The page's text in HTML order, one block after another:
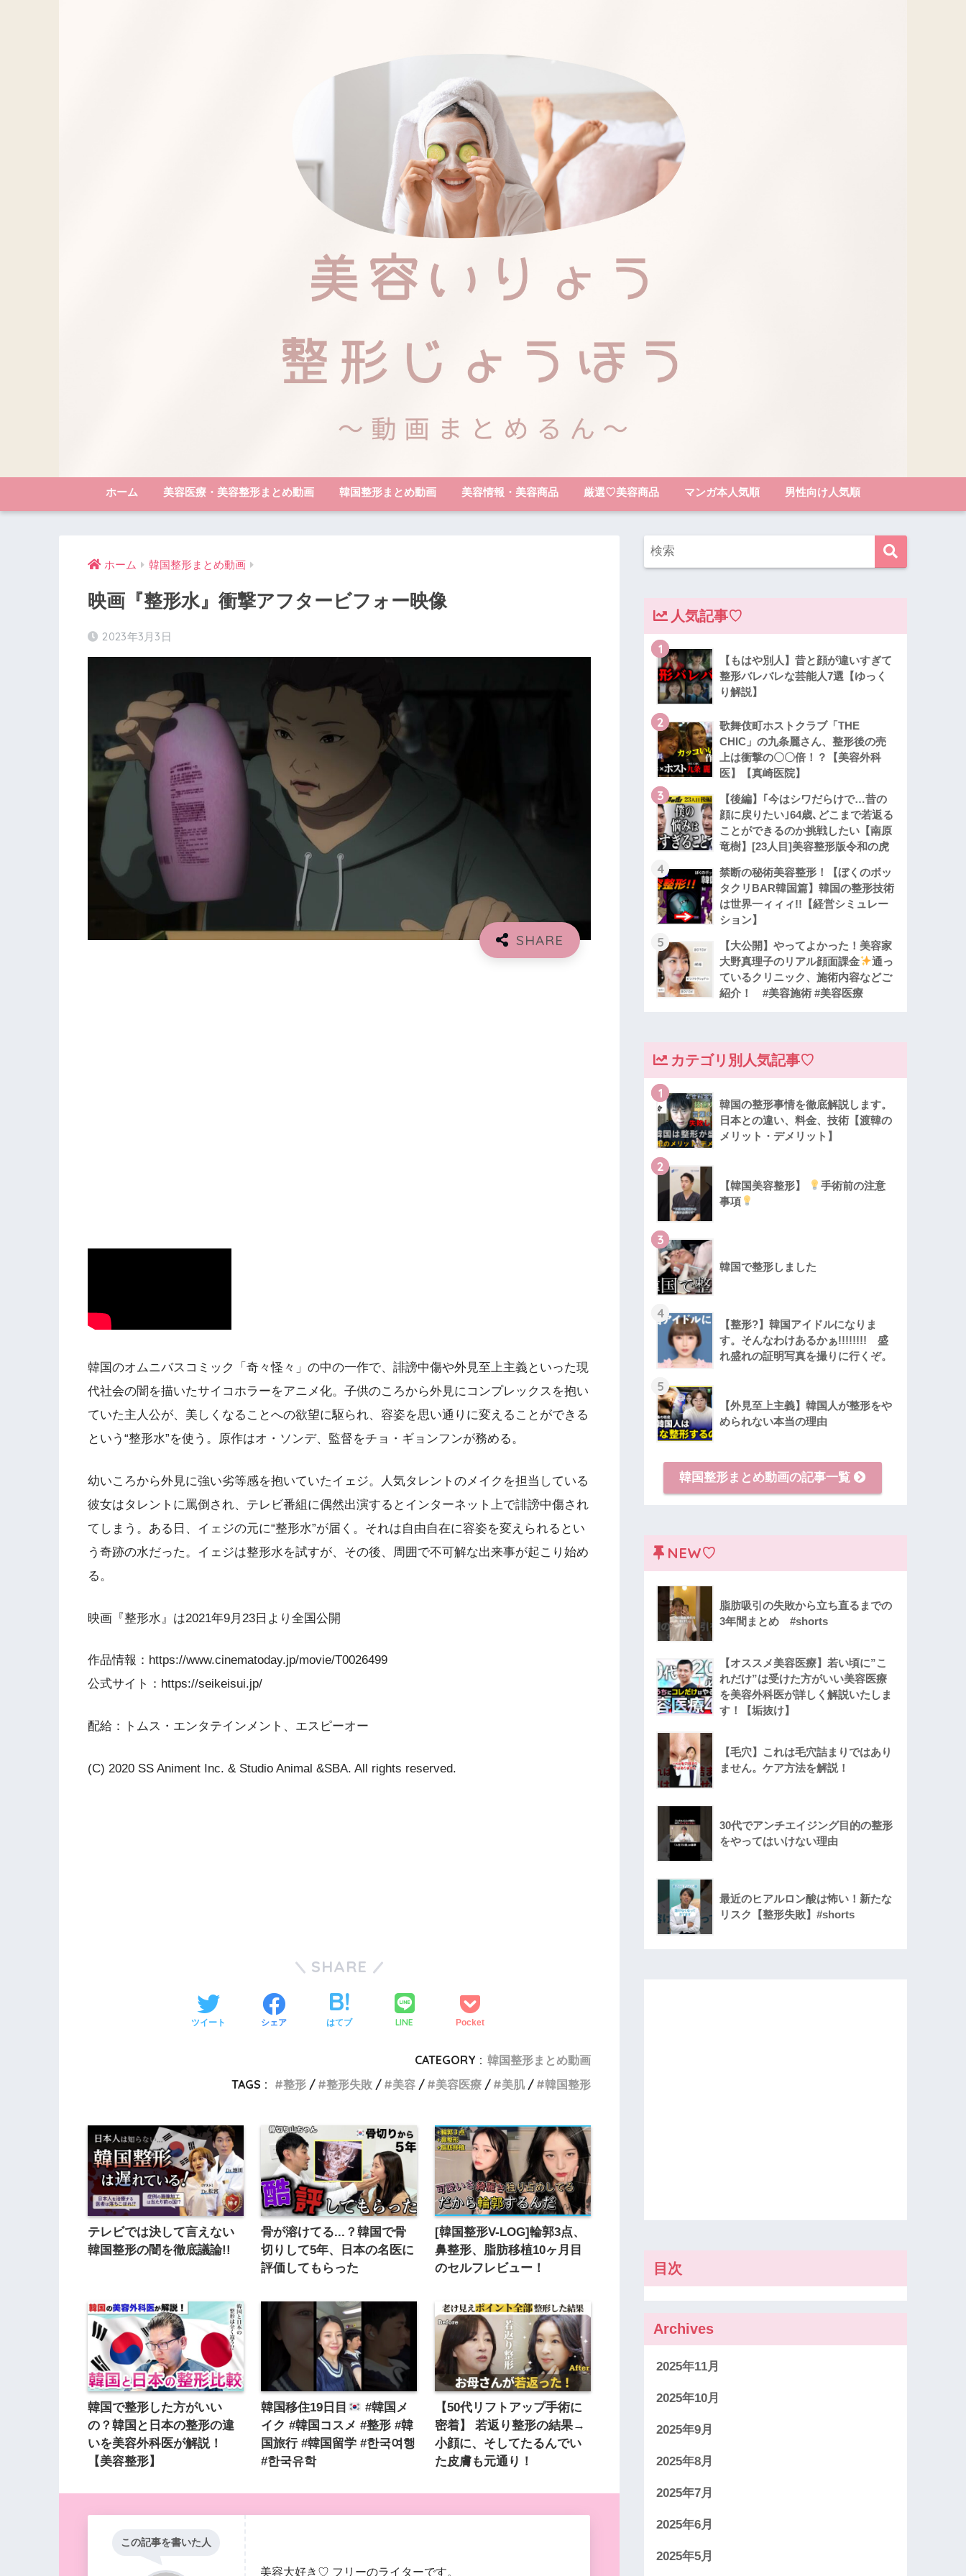
ホーム 美容医療・美容整形まとめ動画 韓国整形まとめ動画 美容情報・美容商品 厳選♡美容商品 マンガ本人気順 男性向け人気順
ホーム 韓国整形まとめ動画
映画『整形水』衝撃アフタービフォー映像
2023年3月3日
韓国のオムニバスコミック「奇々怪々」の中の一作で、誹謗中傷や外見至上主義といった現
代社会の闇を描いたサイコホラーをアニメ化。子供のころから外見にコンプレックスを抱い
ていた主人公が、美しくなることへの欲望に駆られ、容姿を思い通りに変えることができる
という“整形水”を使う。原作はオ・ソンデ、監督をチョ・ギョンフンが務める。
幼いころから外見に強い劣等感を抱いていたイェジ。人気タレントのメイクを担当している
彼女はタレントに罵倒され、テレビ番組に偶然出演するとインターネット上で誹謗中傷され
てしまう。ある日、イェジの元に“整形水”が届く。それは自由自在に容姿を変えられるとい
う奇跡の水だった。イェジは整形水を試すが、その後、周囲で不可解な出来事が起こり始め
る。
映画『整形水』は2021年9月23日より全国公開
作品情報：https://www.cinematoday.jp/movie/T0026499
公式サイト：https://seikeisui.jp/
配給：トムス・エンタテインメント、エスピーオー
(C) 2020 SS Animent Inc. & Studio Animal &SBA. All rights reserved.
SHARE
ツイート シェア はてブ LINE Pocket
CATEGORY : 韓国整形まとめ動画
TAGS :
整形 整形失敗 美容 美容医療 美肌 韓国整形
テレビでは決して言えない
韓国整形の闇を徹底議論!!
骨が溶けてる...？韓国で骨
切りして5年、日本の名医に
評価してもらった
[韓国整形V-LOG]輪郭3点、
鼻整形、脂肪移植10ヶ月目
のセルフレビュー！
韓国で整形した方がいい
の？韓国と日本の整形の違
いを美容外科医が解説！
【美容整形】
韓国移住19日目
#韓国メ
イク #韓国コスメ #整形 #韓
国旅行 #韓国留学 #한국여행
#한국유학
【50代リフトアップ手術に
密着】 若返り整形の結果→
小顔に、そしてたるんでい
た皮膚も元通り！
この記事を書いた人
美容大好き♡ フリーのライターです。
人気記事♡
1
【もはや別人】昔と顔が違いすぎて
整形バレバレな芸能人7選【ゆっく
り解説】
2
歌舞伎町ホストクラブ「THE
CHIC」の九条麗さん、整形後の売
上は衝撃の〇〇倍！？【美容外科
医】【真崎医院】
3
【後編】｢今はシワだらけで…昔の
顔に戻りたい｣64歳､どこまで若返る
ことができるのか挑戦したい【南原
竜樹】[23人目]美容整形版令和の虎
4
禁断の秘術美容整形！【ぼくのボッ
タクリBAR韓国篇】韓国の整形技術
は世界一ィィィ!!【経営シミュレー
ション】
5
【大公開】やってよかった！美容家
大野真理子のリアル顔面課金
通っ
ているクリニック、施術内容などご
紹介！ #美容施術 #美容医療
カテゴリ別人気記事♡
1
韓国の整形事情を徹底解説します。
日本との違い、料金、技術【渡韓の
メリット・デメリット】
2
【韓国美容整形】
手術前の注意
事項
3
韓国で整形しました
4
【整形?】韓国アイドルになりま
す。そんなわけあるかぁ!!!!!!!! 盛
れ盛れの証明写真を撮りに行くぞ。
5
【外見至上主義】韓国人が整形をや
められない本当の理由
韓国整形まとめ動画の記事一覧
NEW♡
脂肪吸引の失敗から立ち直るまでの
3年間まとめ #shorts
【オススメ美容医療】若い頃に”こ
れだけ”は受けた方がいい美容医療
を美容外科医が詳しく解説いたしま
す！【垢抜け】
【毛穴】これは毛穴詰まりではあり
ません。ケア方法を解説！
30代でアンチエイジング目的の整形
をやってはいけない理由
最近のヒアルロン酸は怖い！新たな
リスク【整形失敗】#shorts
目次
Archives
2025年11月
2025年10月
2025年9月
2025年8月
2025年7月
2025年6月
2025年5月